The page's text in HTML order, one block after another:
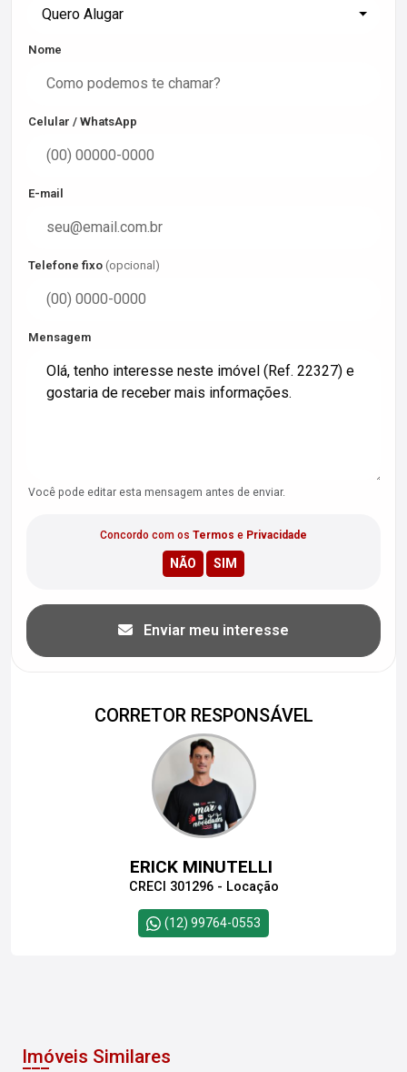
Quero Alugar
Nome
Celular / WhatsApp
E-mail
Telefone fixo (opcional)
Mensagem
Você pode editar esta mensagem antes de enviar.
Concordo com os Termos e Privacidade
Enviar meu interesse
CORRETOR RESPONSÁVEL
ERICK MINUTELLI
CRECI 301296 - Locação
(12) 99764-0553
Imóveis Similares